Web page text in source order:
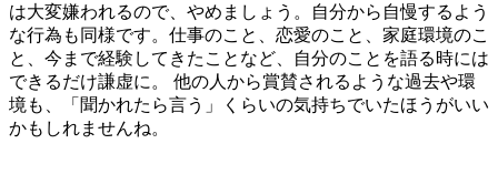
は大変嫌われるので、やめましょう。自分から自慢するよう
な行為も同様です。仕事のこと、恋愛のこと、家庭環境のこ
と、今まで経験してきたことなど、自分のことを語る時には
できるだけ謙虚に。 他の人から賞賛されるような過去や環
境も、「聞かれたら言う」くらいの気持ちでいたほうがいい
かもしれませんね。